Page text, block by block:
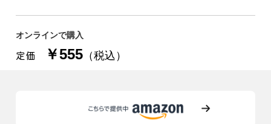
オンラインで購入
定価 ￥555 （税込）